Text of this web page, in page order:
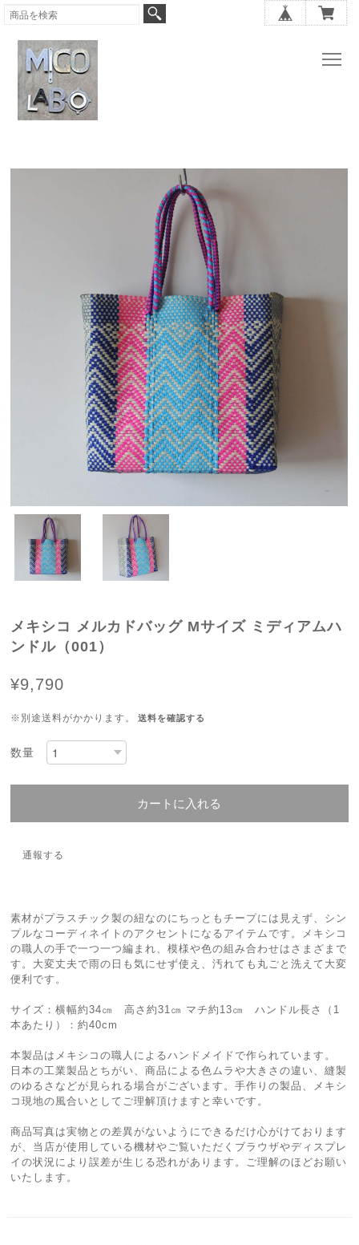
メキシコ メルカドバッグ Mサイズ ミディアムハ
ンドル（001）
¥9,790
※別途送料がかかります。 送料を確認する
数量
カートに入れる
通報する
素材がプラスチック製の紐なのにちっともチープには見えず、シン
プルなコーディネイトのアクセントになるアイテムです。メキシコ
の職人の手で一つ一つ編まれ、模様や色の組み合わせはさまざまで
す。大変丈夫で雨の日も気にせず使え、汚れても丸ごと洗えて大変
便利です。
サイズ：横幅約34㎝ 高さ約31㎝ マチ約13㎝ ハンドル長さ（1
本あたり）：約40cm
本製品はメキシコの職人によるハンドメイドで作られています。
日本の工業製品とちがい、商品による色ムラや大きさの違い、縫製
のゆるさなどが見られる場合がございます。手作りの製品、メキシ
コ現地の風合いとしてご理解頂けますと幸いです。
商品写真は実物との差異がないようにできるだけ心がけております
が、当店が使用している機材やご覧いただくブラウザやディスプレ
イの状況により誤差が生じる恐れがあります。ご理解のほどお願い
いたします。